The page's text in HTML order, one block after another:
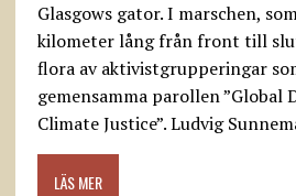
Glasgows gator. I marschen,
kilometer lång från front till
flora av aktivistgrupperingar
gemensamma parollen ”Global
Climate Justice”. Ludvig
LÄS MER